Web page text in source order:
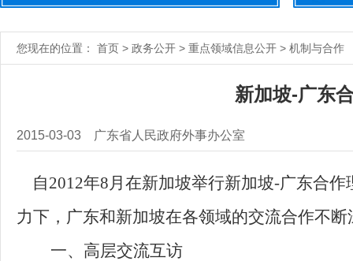
您现在的位置： 首页 > 政务公开 > 重点领域信息公开 > 机制与合作
新加坡-广东
2015-03-03 广东省人民政府外事办公室
自2012年8月在新加坡举行新加坡-广东合作
力下，广东和新加坡在各领域的交流合作不
一、 高层交流互访